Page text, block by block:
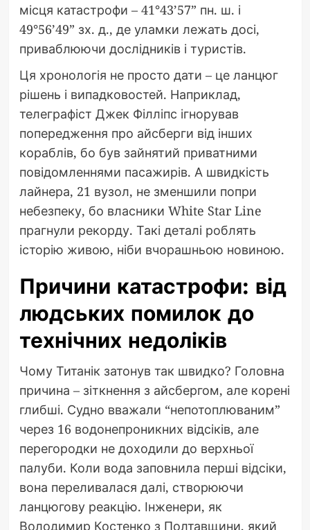
місця катастрофи – 41°43’57” пн. ш. і
49°56’49” зх. д., де уламки лежать досі,
приваблюючи дослідників і туристів.
Ця хронологія не просто дати – це ланцюг
рішень і випадковостей. Наприклад,
телеграфіст Джек Філліпс ігнорував
попередження про айсберги від інших
кораблів, бо був зайнятий приватними
повідомленнями пасажирів. А швидкість
лайнера, 21 вузол, не зменшили попри
небезпеку, бо власники White Star Line
прагнули рекорду. Такі деталі роблять
історію живою, ніби вчорашньою новиною.
Причини катастрофи: від
людських помилок до
технічних недоліків
Чому Титанік затонув так швидко? Головна
причина – зіткнення з айсбергом, але корені
глибші. Судно вважали “непотоплюваним”
через 16 водонепроникних відсіків, але
перегородки не доходили до верхньої
палуби. Коли вода заповнила перші відсіки,
вона переливалася далі, створюючи
ланцюгову реакцію. Інженери, як
Володимир Костенко з Полтавщини, який